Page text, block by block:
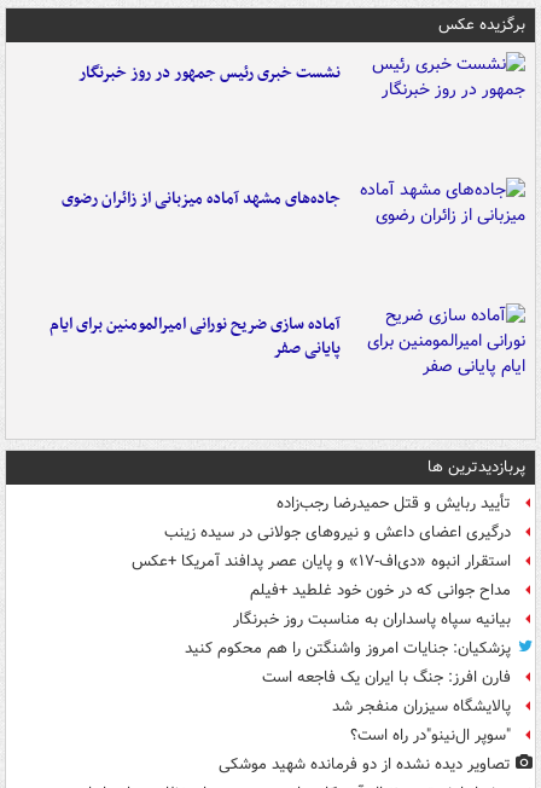
برگزیده عکس
نشست خبری رئیس جمهور در روز خبرنگار
جاده‌های مشهد آماده میزبانی از زائران رضوی
آماده سازی ضریح نورانی امیرالمومنین برای ایام
پایانی صفر
پربازدیدترین ها
تأیید ربایش و قتل حمیدرضا رجب‌زاده
درگیری اعضای داعش و نیروهای جولانی در سیده زینب
استقرار انبوه «دی‌اف‑۱۷» و پایان عصر پدافند آمریکا +عکس
مداح جوانی که در خون خود غلطید +فیلم
بیانیه سپاه پاسداران به مناسبت روز خبرنگار
پزشکیان: جنایات امروز واشنگتن را هم محکوم کنید
فارن افرز: جنگ با ایران یک فاجعه است
پالایشگاه سیزران منفجر شد
"سوپر ال‌نینو"در راه است؟
تصاویر دیده‌ نشده از دو فرمانده شهید موشکی